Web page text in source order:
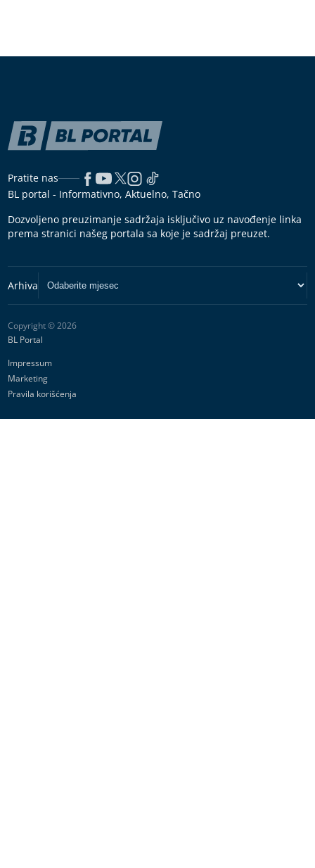
Pratite nas
BL portal - Informativno, Aktuelno, Tačno
Dozvoljeno preuzimanje sadržaja isključivo uz navođenje linka
prema stranici našeg portala sa koje je sadržaj preuzet.
Copyright © 2026
BL Portal
Impressum
Marketing
Pravila korišćenja